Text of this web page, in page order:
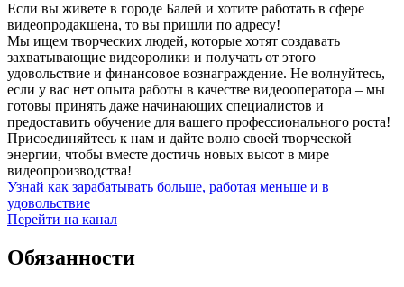
Если вы живете в городе Балей и хотите работать в сфере
видеопродакшена, то вы пришли по адресу!
Мы ищем творческих людей, которые хотят создавать
захватывающие видеоролики и получать от этого
удовольствие и финансовое вознаграждение. Не волнуйтесь,
если у вас нет опыта работы в качестве видеооператора – мы
готовы принять даже начинающих специалистов и
предоставить обучение для вашего профессионального роста!
Присоединяйтесь к нам и дайте волю своей творческой
энергии, чтобы вместе достичь новых высот в мире
видеопроизводства!
Узнай как зарабатывать больше, работая меньше и в
удовольствие
Перейти на канал
Обязанности